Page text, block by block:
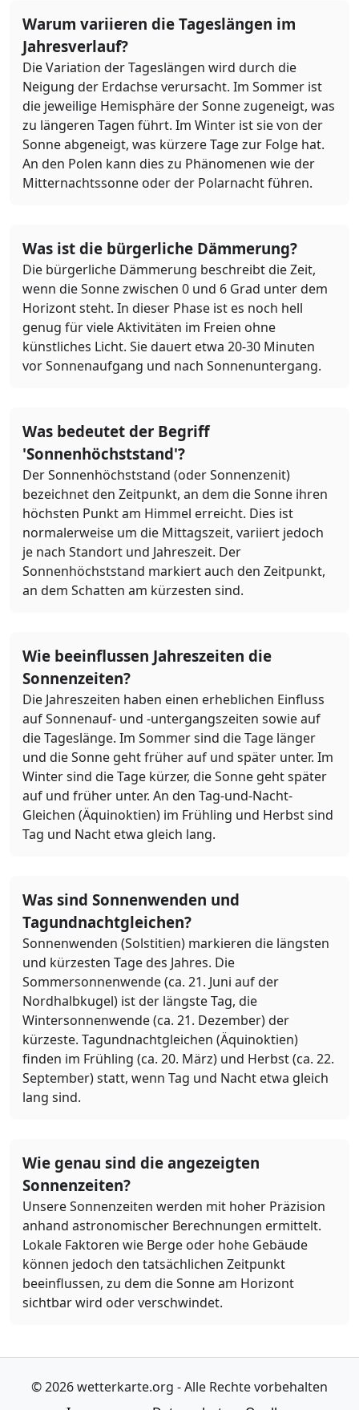
Warum variieren die Tageslängen im
Jahresverlauf?
Die Variation der Tageslängen wird durch die
Neigung der Erdachse verursacht. Im Sommer ist
die jeweilige Hemisphäre der Sonne zugeneigt, was
zu längeren Tagen führt. Im Winter ist sie von der
Sonne abgeneigt, was kürzere Tage zur Folge hat.
An den Polen kann dies zu Phänomenen wie der
Mitternachtssonne oder der Polarnacht führen.
Was ist die bürgerliche Dämmerung?
Die bürgerliche Dämmerung beschreibt die Zeit,
wenn die Sonne zwischen 0 und 6 Grad unter dem
Horizont steht. In dieser Phase ist es noch hell
genug für viele Aktivitäten im Freien ohne
künstliches Licht. Sie dauert etwa 20-30 Minuten
vor Sonnenaufgang und nach Sonnenuntergang.
Was bedeutet der Begriff
'Sonnenhöchststand'?
Der Sonnenhöchststand (oder Sonnenzenit)
bezeichnet den Zeitpunkt, an dem die Sonne ihren
höchsten Punkt am Himmel erreicht. Dies ist
normalerweise um die Mittagszeit, variiert jedoch
je nach Standort und Jahreszeit. Der
Sonnenhöchststand markiert auch den Zeitpunkt,
an dem Schatten am kürzesten sind.
Wie beeinflussen Jahreszeiten die
Sonnenzeiten?
Die Jahreszeiten haben einen erheblichen Einfluss
auf Sonnenauf- und -untergangszeiten sowie auf
die Tageslänge. Im Sommer sind die Tage länger
und die Sonne geht früher auf und später unter. Im
Winter sind die Tage kürzer, die Sonne geht später
auf und früher unter. An den Tag-und-Nacht-
Gleichen (Äquinoktien) im Frühling und Herbst sind
Tag und Nacht etwa gleich lang.
Was sind Sonnenwenden und
Tagundnachtgleichen?
Sonnenwenden (Solstitien) markieren die längsten
und kürzesten Tage des Jahres. Die
Sommersonnenwende (ca. 21. Juni auf der
Nordhalbkugel) ist der längste Tag, die
Wintersonnenwende (ca. 21. Dezember) der
kürzeste. Tagundnachtgleichen (Äquinoktien)
finden im Frühling (ca. 20. März) und Herbst (ca. 22.
September) statt, wenn Tag und Nacht etwa gleich
lang sind.
Wie genau sind die angezeigten
Sonnenzeiten?
Unsere Sonnenzeiten werden mit hoher Präzision
anhand astronomischer Berechnungen ermittelt.
Lokale Faktoren wie Berge oder hohe Gebäude
können jedoch den tatsächlichen Zeitpunkt
beeinflussen, zu dem die Sonne am Horizont
sichtbar wird oder verschwindet.
© 2026 wetterkarte.org - Alle Rechte vorbehalten